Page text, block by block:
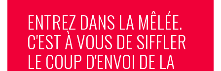
ENTREZ DANS LA MÊLÉE.
C'EST À VOUS DE SIFFLER
LE COUP D'ENVOI DE LA